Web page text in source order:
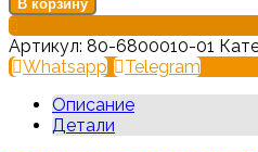
В корзину
Артикул: 80-6800010-01
Whatsapp
Telegram
Описание
Детали